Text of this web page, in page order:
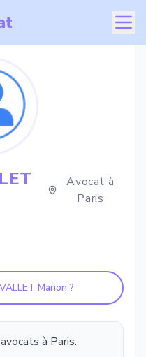
Avocat à
Paris
Marion ?
à Paris.